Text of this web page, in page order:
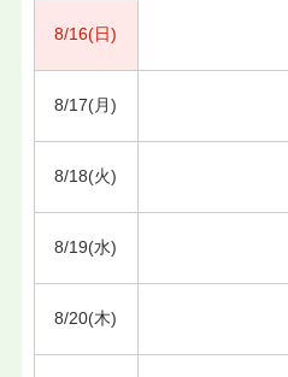
8/16(日)
8/17(月)
8/18(火)
8/19(水)
8/20(木)